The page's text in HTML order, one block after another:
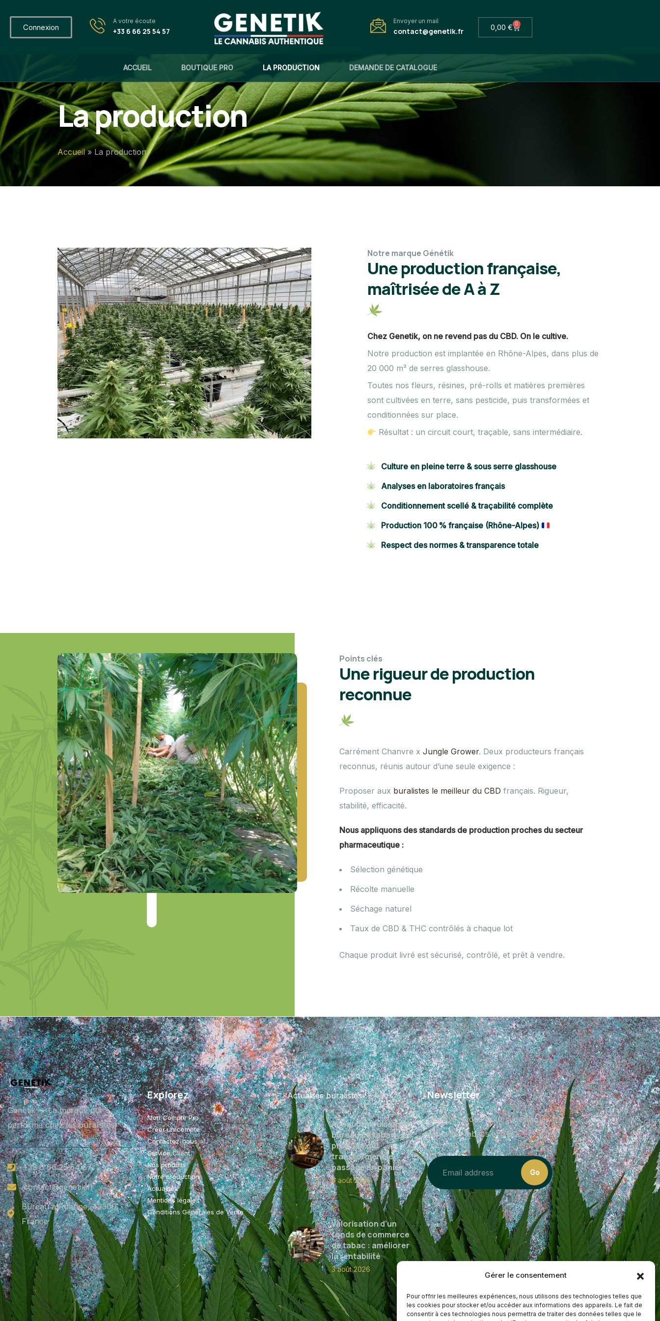
Gérer le consentement
Pour offrir les meilleures expériences, nous utilisons des technologies telles que
les cookies pour stocker et/ou accéder aux informations des appareils. Le fait de
consentir à ces technologies nous permettra de traiter des données telles que le
Connexion
A votre écoute
+33 6 66 25 54 57
Envoyer un mail
contact@genetik.fr 0,00 € 0
ACCUEIL BOUTIQUE PRO LA PRODUCTION DEMANDE DE CATALOGUE
La production
Accueil» La production
Notre marque Génétik
Une production française,
maîtrisée de A à Z
Chez Genetik, on ne revend pas du CBD. On le cultive.
Notre production est implantée en Rhône-Alpes, dans plus de
20 000 m² de serres glasshouse.
Toutes nos fleurs, résines, pré-rolls et matières premières
sont cultivées en terre, sans pesticide, puis transformées et
conditionnées sur place.
Résultat : un circuit court, traçable, sans intermédiaire.
Culture en pleine terre & sous serre glasshouse
Analyses en laboratoires français
Conditionnement scellé & traçabilité complète
Production 100 % française (Rhône-Alpes)
Respect des normes & transparence totale
Points clés
Une rigueur de production
reconnue
Carrément Chanvre x Jungle Grower. Deux producteurs français
reconnus, réunis autour d’une seule exigence :
Proposer aux buralistes le meilleur du CBD français. Rigueur,
stabilité, efficacité.
Nous appliquons des standards de production proches du secteur
pharmaceutique :
Sélection génétique
Récolte manuelle
Séchage naturel
Taux de CBD & THC contrôlés à chaque lot
Chaque produit livré est sécurisé, contrôlé, et prêt à vendre.
Genetik — La marque qui
performe chez les buralistes.
+33 6 66 25 54 57
contact@genetik.fr
Bureau à Roanne, 42300,
France
Explorez
Mon Compte Pro
Créer un compte
Contactez-nous
Service Client
Nos produits
Notre production
Actualités
Mentions légales
Conditions Générales de Vente
Actualités buralistes
Achat d’impulsion en
bureau de tabac : les
produits qui
transforment le
passage en panier
6 août 2026
Valorisation d’un
fonds de commerce
de tabac : améliorer
la rentabilité
3 août 2026
Newsletter
Inscrivez-vous pour recevoir les
actualités tabacs et CBD.